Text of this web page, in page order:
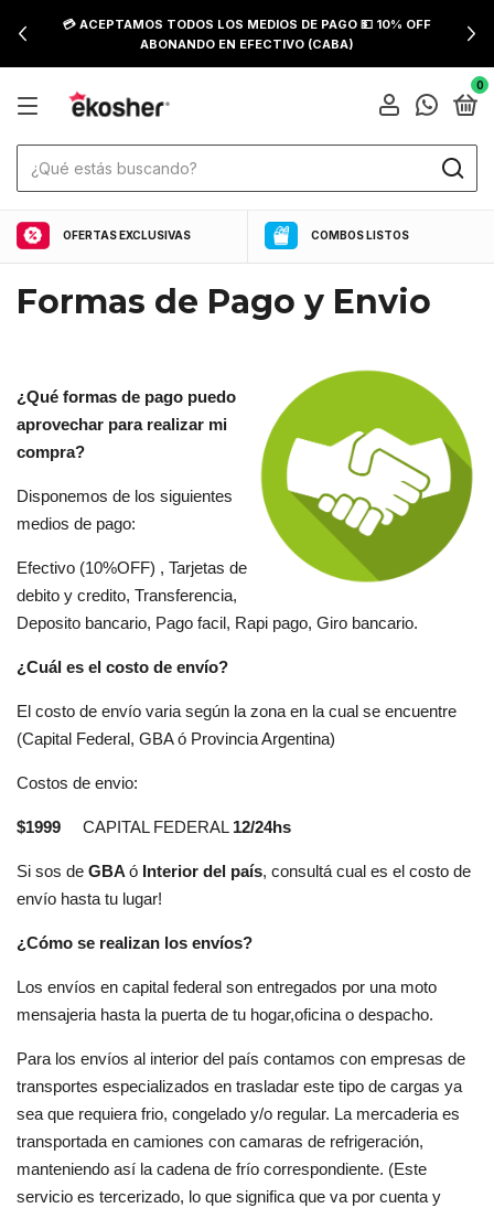
💳 ACEPTAMOS TODOS LOS MEDIOS DE PAGO 💵 10% OFF
ABONANDO EN EFECTIVO (CABA)
0
OFERTAS EXCLUSIVAS COMBOS LISTOS
Formas de Pago y Envio
¿Qué formas de pago puedo
aprovechar para realizar mi
compra?
Disponemos de los siguientes
medios de pago:
Efectivo (10%OFF) , Tarjetas de
debito y credito, Transferencia,
Deposito bancario, Pago facil, Rapi pago, Giro bancario.
¿Cuál es el costo de envío?
El costo de envío varia según la zona en la cual se encuentre
(Capital Federal, GBA ó Provincia Argentina)
Costos de envio:
$1999 CAPITAL FEDERAL 12/24hs
Si sos de GBA ó Interior del país, consultá cual es el costo de
envío hasta tu lugar!
¿Cómo se realizan los envíos?
Los envíos en capital federal son entregados por una moto
mensajeria hasta la puerta de tu hogar,oficina o despacho.
Para los envíos al interior del país contamos con empresas de
transportes especializados en trasladar este tipo de cargas ya
sea que requiera frio, congelado y/o regular. La mercaderia es
transportada en camiones con camaras de refrigeración,
manteniendo así la cadena de frío correspondiente. (Este
servicio es tercerizado, lo que significa que va por cuenta y